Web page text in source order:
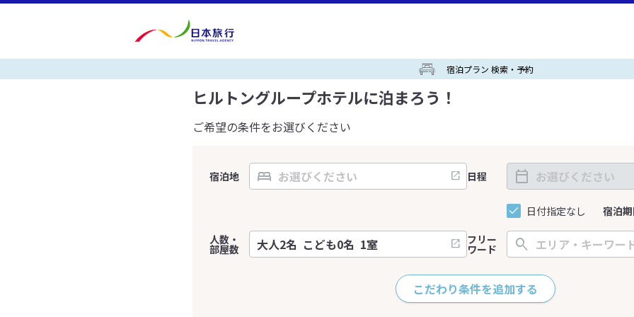
宿泊プラン 検索・予約
ヒルトングループホテルに泊まろう！
ご希望の条件をお選びください
宿泊地 日程
日付指定なし 宿泊
人数・
部屋数
フリー
ワード
こだわり条件を追加する